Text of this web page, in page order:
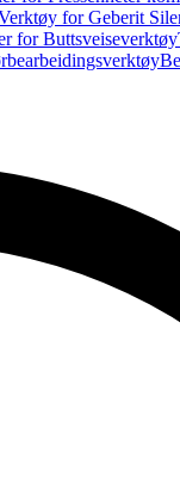
for Geberit
for Buttsveiseverktøy